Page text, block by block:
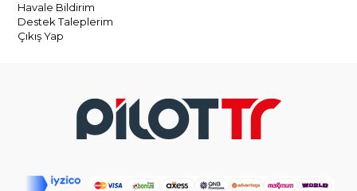
Havale Bildirim
Destek Taleplerim
Çıkış Yap